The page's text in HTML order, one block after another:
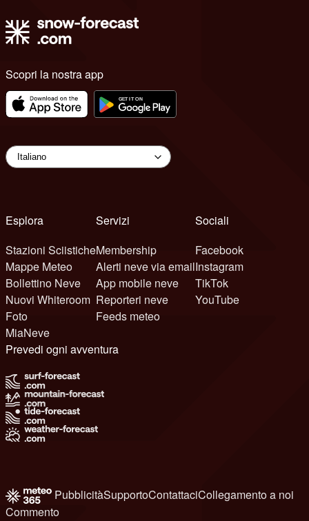
Scopri la nostra app
Esplora
Stazioni Sciistiche
Mappe Meteo
Bollettino Neve
Nuovi Whiteroom
Foto
MiaNeve
Servizi
Membership
Alerti neve via email
App mobile neve
Reporteri neve
Feeds meteo
Sociali
Facebook
Instagram
TikTok
YouTube
Prevedi ogni avventura
PubblicitàSupportoContattaciCollegamento a noi
Commento